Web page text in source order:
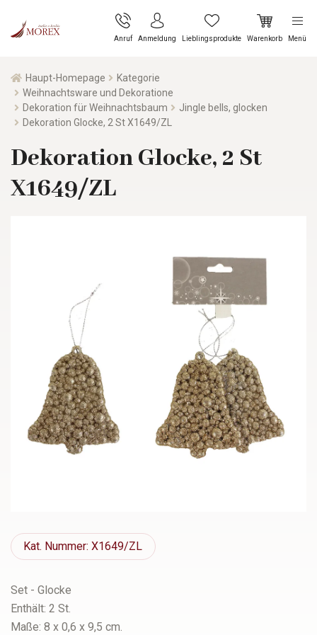
Anruf Anmeldung Lieblingsprodukte Warenkorb Menü
Haupt-Homepage
Kategorie
Weihnachtsware und Dekoratione
Dekoration für Weihnachtsbaum
Jingle bells, glocken
Dekoration Glocke, 2 St X1649/ZL
Dekoration Glocke, 2 St
X1649/ZL
Kat. Nummer: X1649/ZL
Set - Glocke
Enthält: 2 St.
Maße: 8 x 0,6 x 9,5 cm.